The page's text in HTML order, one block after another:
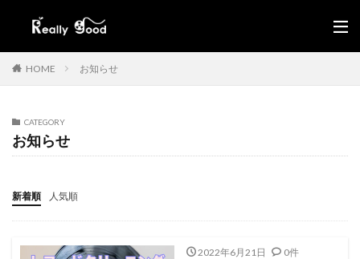
HOME お知らせ
CATEGORY
お知らせ
新着順 人気順
2022年6月21日 0件